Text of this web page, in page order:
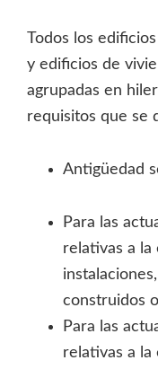
Todos los
y edificios de
agrupadas en
requisitos que se
Antigüedad
Para las
relativas a la
construidos
Para las
relativas a la